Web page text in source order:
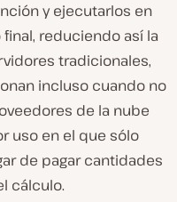
y ejecutarlos en
reduciendo así la
tradicionales,
incluso cuando no
de la nube
uso en el que sólo
de pagar cantidades
cálculo.